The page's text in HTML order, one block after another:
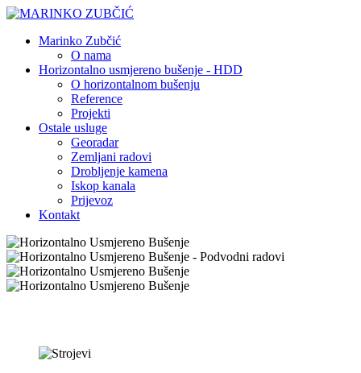
Marinko Zubčić
O nama
Horizontalno usmjereno bušenje - HDD
O horizontalnom bušenju
Reference
Projekti
Ostale usluge
Georadar
Zemljani radovi
Drobljenje kamena
Iskop kanala
Prijevoz
Kontakt